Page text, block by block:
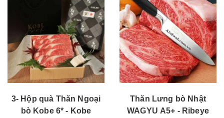
3- Hộp quà Thăn Ngoại
bò Kobe 6* - Kobe
Thăn Lưng bò Nhật
WAGYU A5+ - Ribeye